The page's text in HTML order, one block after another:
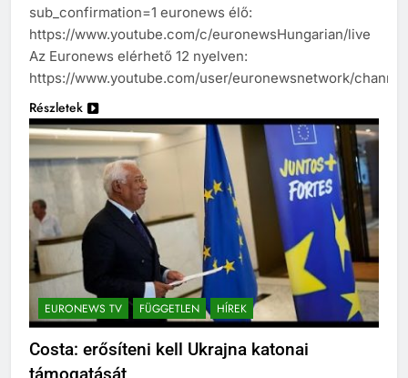
sub_confirmation=1 euronews élő:
https://www.youtube.com/c/euronewsHungarian/live
Az Euronews elérhető 12 nyelven:
https://www.youtube.com/user/euronewsnetwork/
Részletek
EURONEWS TV FÜGGETLEN HÍREK
Costa: erősíteni kell Ukrajna katonai
támogatását